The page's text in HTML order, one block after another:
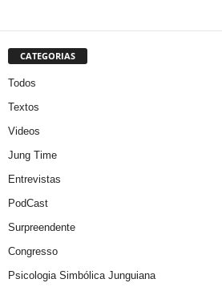
CATEGORIAS
Todos
Textos
Videos
Jung Time
Entrevistas
PodCast
Surpreendente
Congresso
Psicologia Simbólica Junguiana